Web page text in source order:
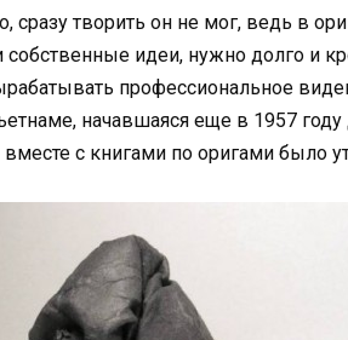
сразу творить он не мог, ведь в
идеи, нужно долго и
профессиональное
начавшаяся еще в 1957
с книгами по оригами было